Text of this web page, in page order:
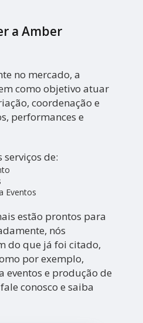
a Amber
no mercado, a
como objetivo atuar
coordenação e
performances e
serviços de:
Eventos
estão prontos para
nós
do que já foi citado,
por exemplo,
eventos e produção de
conosco e saiba